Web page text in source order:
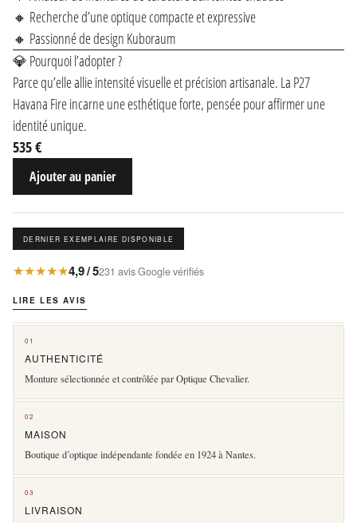
🔸 Recherche d’une optique compacte et expressive
🔸 Passionné de design Kuboraum
💎 Pourquoi l’adopter ?
Parce qu’elle allie intensité visuelle et précision artisanale. La P27
Havana Fire incarne une esthétique forte, pensée pour affirmer une
identité unique.
535 €
Ajouter au panier
DERNIER EXEMPLAIRE DISPONIBLE
★★★★★4,9 / 5231 avis Google vérifiés
LIRE LES AVIS
01
AUTHENTICITÉ
Monture sélectionnée et contrôlée par Optique Chevalier.
02
MAISON
Boutique d’optique indépendante fondée en 1924 à Nantes.
03
LIVRAISON